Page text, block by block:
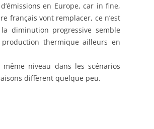
en Europe, car in fine,
français vont remplacer, ce n’est
diminution progressive semble
thermique ailleurs en
niveau dans les scénarios
diffèrent quelque peu.